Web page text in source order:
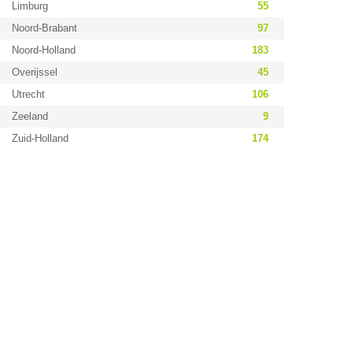
Limburg
55
Noord-Brabant
97
Noord-Holland
183
Overijssel
45
Utrecht
106
Zeeland
9
Zuid-Holland
174